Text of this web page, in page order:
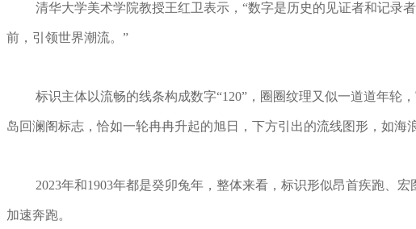
清华大学美术学院教授王红卫表示，“数字是历史的见证者和记录
前，引领世界潮流。”
标识主体以流畅的线条构成数字“120”，圈圈纹理又似一道道年轮
岛回澜阁标志，恰如一轮冉冉升起的旭日，下方引出的流线图形，如海
2023年和1903年都是癸卯兔年，整体来看，标识形似昂首疾跑、
加速奔跑。